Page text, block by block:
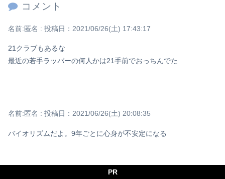
コメント
名前:匿名 : 投稿日：2021/06/26(土) 17:43:17
21クラブもあるな
最近の若手ラッパーの何人かは21手前でおっちんでた
名前:匿名 : 投稿日：2021/06/26(土) 20:08:35
バイオリズムだよ。9年ごとに心身が不安定になる
PR